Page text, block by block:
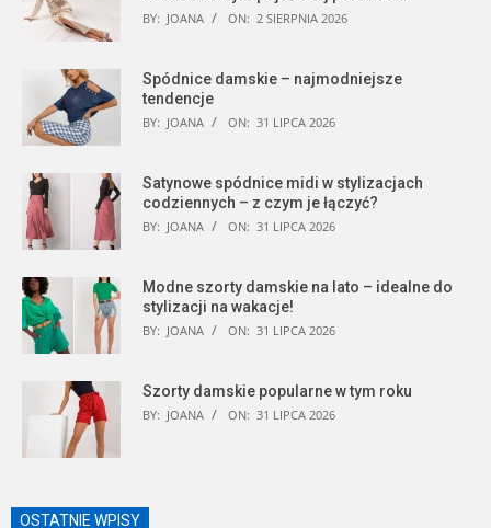
BY: JOANA ON: 2 SIERPNIA 2026
Spódnice damskie – najmodniejsze
tendencje
BY: JOANA ON: 31 LIPCA 2026
Satynowe spódnice midi w stylizacjach
codziennych – z czym je łączyć?
BY: JOANA ON: 31 LIPCA 2026
Modne szorty damskie na lato – idealne do
stylizacji na wakacje!
BY: JOANA ON: 31 LIPCA 2026
Szorty damskie popularne w tym roku
BY: JOANA ON: 31 LIPCA 2026
OSTATNIE WPISY